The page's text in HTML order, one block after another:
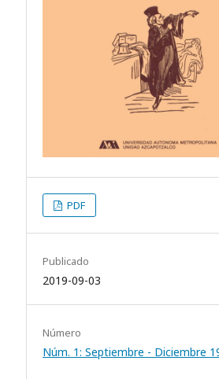
PDF
Publicado
2019-09-03
Número
Núm. 1: Septiembre - Diciembre